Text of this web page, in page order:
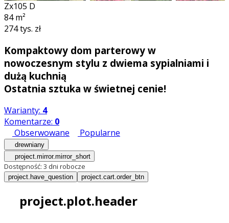
Zx105 D
84m²
274 tys. zł
Kompaktowy dom parterowy w
nowoczesnym stylu z dwiema sypialniami i
dużą kuchnią
Ostatnia sztuka w świetnej cenie!
Warianty: 4
Komentarze: 0
Obserwowane
Popularne
drewniany
project.mirror.mirror_short
Dostępność: 3 dni robocze
project.have_question project.cart.order_btn
project.plot.header